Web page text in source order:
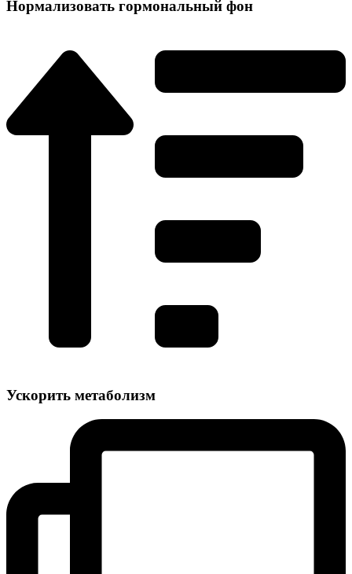
Нормализовать гормональный фон
Ускорить метаболизм